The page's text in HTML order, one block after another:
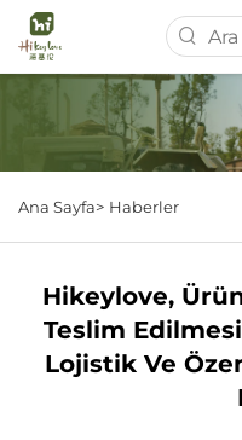
Ana Sayfa
Ürünler
Haberler
Ana Sayfa> Haberler
Hikeylove,
Teslim
Lojistik Ve